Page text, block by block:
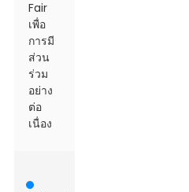
Fair
เพื่อ
การมี
ส่วน
ร่วม
อย่าง
ต่อ
เนื่อง